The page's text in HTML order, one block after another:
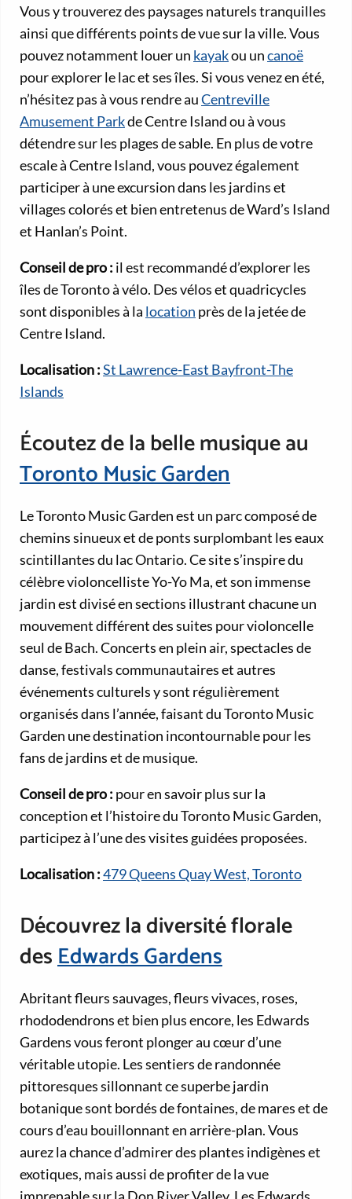
Vous y trouverez des paysages naturels tranquilles
ainsi que différents points de vue sur la ville. Vous
pouvez notamment louer un kayakou uncanoë
pour explorer le lac et ses îles. Si vous venez en été,
n’hésitez pas à vous rendre auCentreville
Amusement Parkde Centre Island ou à vous
détendre sur les plages de sable. En plus de votre
escale à Centre Island, vous pouvez également
participer à une excursion dans les jardins et
villages colorés et bien entretenus de Ward’s Island
et Hanlan’s Point.
Conseil de pro : il est recommandé d’explorer les
îles de Toronto à vélo. Des vélos et quadricycles
sont disponibles à la location près de la jetée de
Centre Island.
Localisation :St Lawrence-East Bayfront-The
Islands
Écoutez de la belle musique au
Toronto Music Garden
Le Toronto Music Garden est un parc composé de
chemins sinueux et de ponts surplombant les eaux
scintillantes du lac Ontario. Ce site s’inspire du
célèbre violoncelliste Yo-Yo Ma, et son immense
jardin est divisé en sections illustrant chacune un
mouvement différent des suites pour violoncelle
seul de Bach. Concerts en plein air, spectacles de
danse, festivals communautaires et autres
événements culturels y sont régulièrement
organisés dans l’année, faisant du Toronto Music
Garden une destination incontournable pour les
fans de jardins et de musique.
Conseil de pro : pour en savoir plus sur la
conception et l’histoire du Toronto Music Garden,
participez à l’une des visites guidées proposées.
Localisation :479 Queens Quay West, Toronto
Découvrez la diversité florale
desEdwards Gardens
Abritant fleurs sauvages, fleurs vivaces, roses,
rhododendrons et bien plus encore, les Edwards
Gardens vous feront plonger au cœur d’une
véritable utopie. Les sentiers de randonnée
pittoresques sillonnant ce superbe jardin
botanique sont bordés de fontaines, de mares et de
cours d’eau bouillonnant en arrière-plan. Vous
aurez la chance d’admirer des plantes indigènes et
exotiques, mais aussi de profiter de la vue